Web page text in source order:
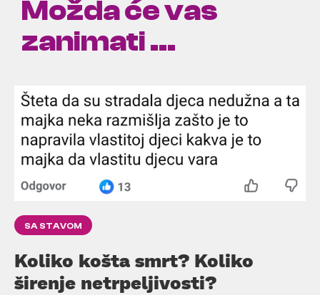
Možda će vas
zanimati ...
SA STAVOM
Koliko košta smrt? Koliko
širenje netrpeljivosti?